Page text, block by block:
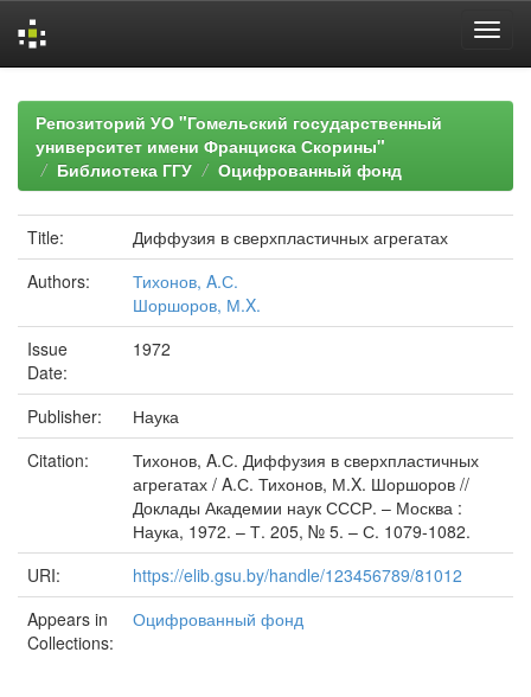
navigationРепозиторий УО "Гомельский государственный
университет имени Франциска Скорины"
Библиотека ГГУ
Оцифрованный фонд
Title:
Диффузия в сверхпластичных агрегатах
Authors:
Тихонов, A.С.
Шоршоров, М.X.
Issue
Date:
1972
Publisher:
Наука
Citation:
Тихонов, A.С. Диффузия в сверхпластичных
агрегатах / A.С. Тихонов, М.X. Шоршоров //
Доклады Академии наук СССР. – Москва :
Наука, 1972. – Т. 205, № 5. – С. 1079-1082.
URI:
https://elib.gsu.by/handle/123456789/81012
Appears in
Collections:
Оцифрованный фонд